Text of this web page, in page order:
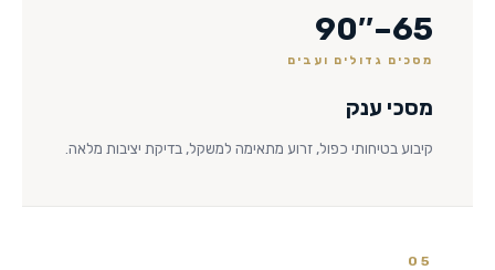
65–90″
מסכים גדולים ועבים
מסכי ענק
קיבוע בטיחותי כפול, זרוע מתאימה למשקל, בדיקת יציבות מלאה.
05